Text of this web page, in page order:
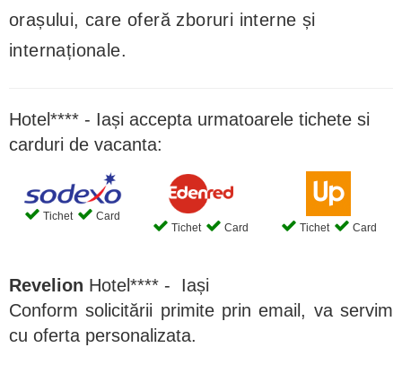
orașului, care oferă zboruri interne și
internaționale.
Hotel**** - Iași accepta urmatoarele tichete si
carduri de vacanta:
Tichet
Card
Tichet
Card Tichet Card
Revelion Hotel**** - Iași
Conform solicitării primite prin email, va servim
cu oferta personalizata.